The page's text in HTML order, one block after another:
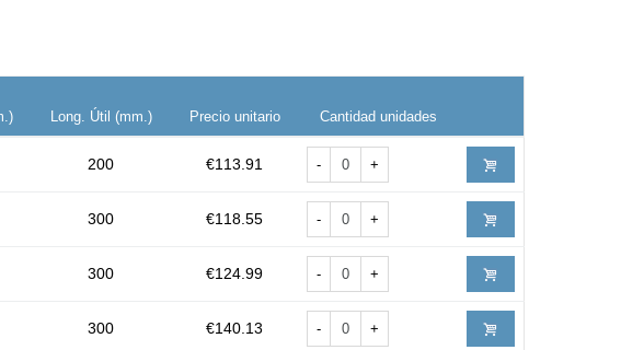
Long. Útil (mm.) Precio unitario Cantidad unidades
200 €113.91 - +
300 €118.55 - +
300 €124.99 - +
300 €140.13 - +